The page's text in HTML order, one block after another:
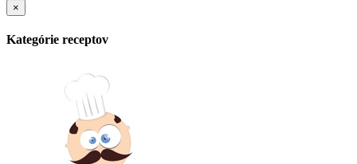
×
Kategórie receptov